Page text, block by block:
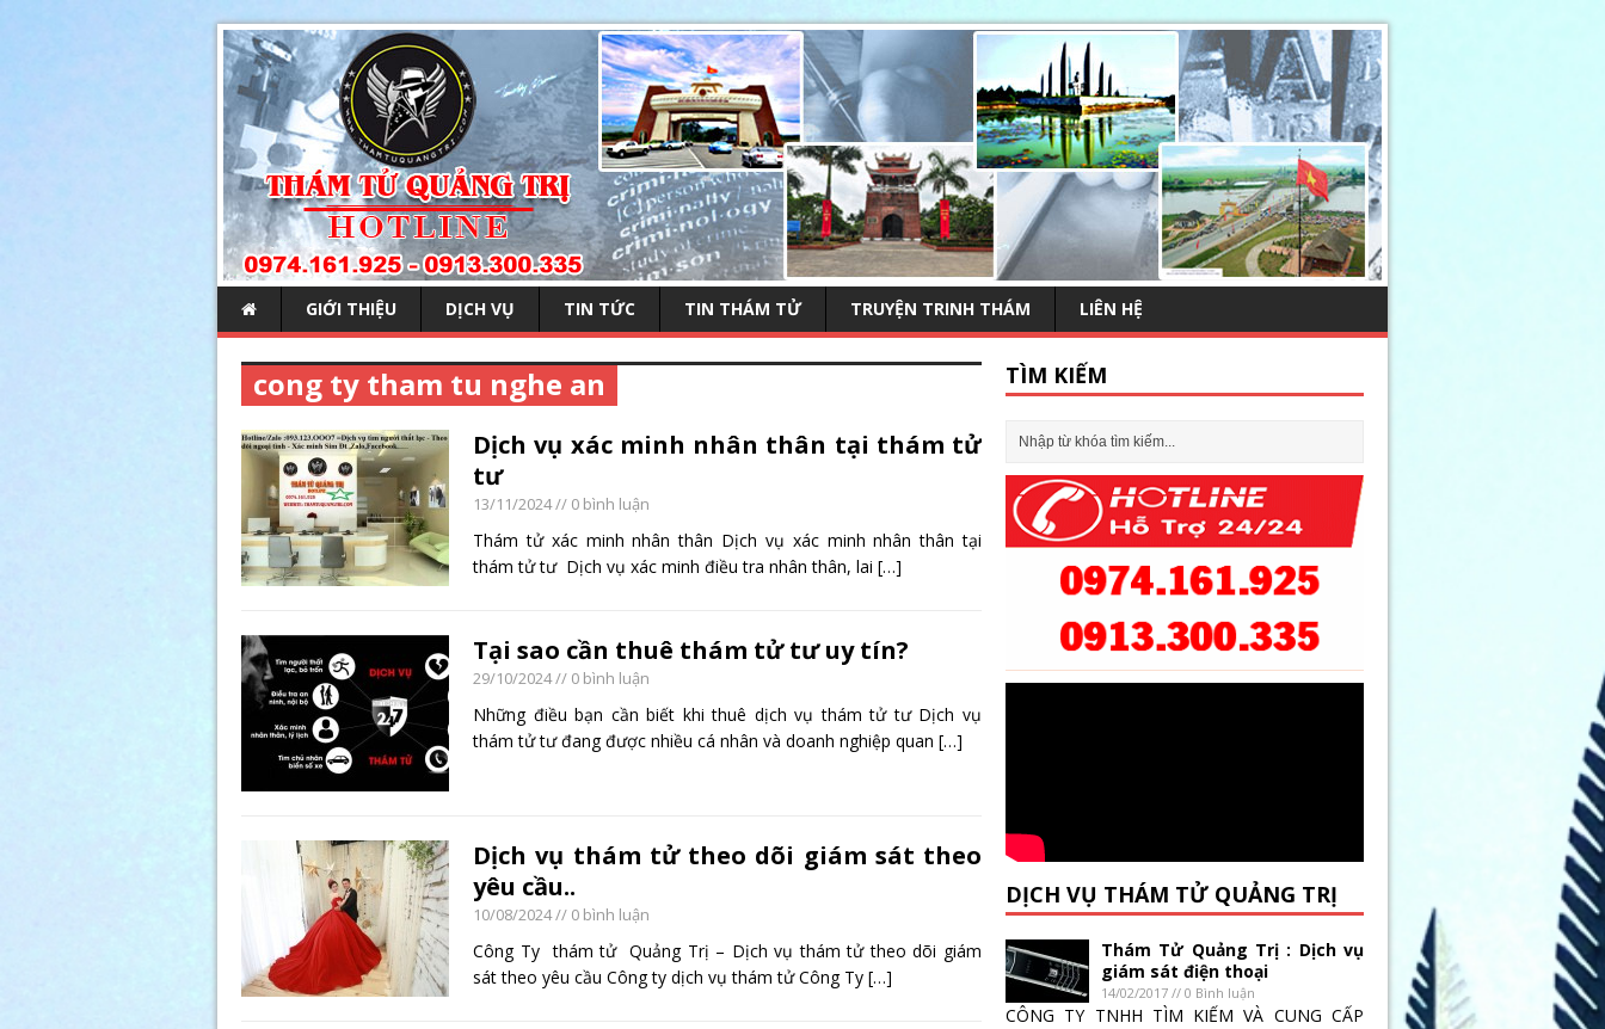
GIỚI THIỆU DỊCH VỤ TIN TỨC TIN THÁM TỬ TRUYỆN TRINH THÁM LIÊN HỆ
cong ty tham tu nghe an
Dịch vụ xác minh nhân thân tại thám tử
tư
13/11/2024// 0 bình luận
Thám tử xác minh nhân thân Dịch vụ xác minh nhân thân tại
thám tử tư Dịch vụ xác minh điều tra nhân thân, lai […]
Tại sao cần thuê thám tử tư uy tín?
29/10/2024// 0 bình luận
Những điều bạn cần biết khi thuê dịch vụ thám tử tư Dịch vụ
thám tử tư đang được nhiều cá nhân và doanh nghiệp quan […]
Dịch vụ thám tử theo dõi giám sát theo
yêu cầu..
10/08/2024// 0 bình luận
Công Ty thám tử Quảng Trị – Dịch vụ thám tử theo dõi giám
sát theo yêu cầu Công ty dịch vụ thám tử Công Ty […]
TÌM KIẾM
DỊCH VỤ THÁM TỬ QUẢNG TRỊ
Thám Tử Quảng Trị : Dịch vụ
giám sát điện thoại
14/02/2017 // 0 Bình luận
CÔNG TY TNHH TÌM KIẾM VÀ CUNG CẤP